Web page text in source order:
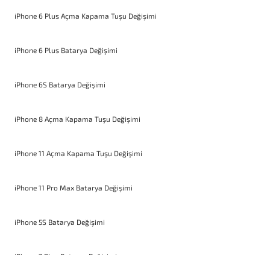
iPhone 6 Plus Açma Kapama Tuşu Değişimi
iPhone 6 Plus Batarya Değişimi
iPhone 6S Batarya Değişimi
iPhone 8 Açma Kapama Tuşu Değişimi
iPhone 11 Açma Kapama Tuşu Değişimi
iPhone 11 Pro Max Batarya Değişimi
iPhone 5S Batarya Değişimi